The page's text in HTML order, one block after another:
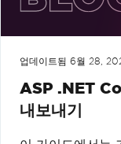
업데이트됨 6월 28,
ASP .NET
내보내기